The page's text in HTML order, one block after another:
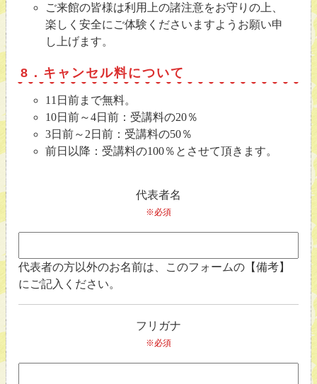
ご来館の皆様は利用上の諸注意をお守りの上、
楽しく安全にご体験くださいますようお願い申
し上げます。
8．キャンセル料について
11日前まで無料。
10日前～4日前：受講料の20％
3日前～2日前：受講料の50％
前日以降：受講料の100％とさせて頂きます。
代表者名
※必須
代表者の方以外のお名前は、このフォームの【備考】
にご記入ください。
フリガナ
※必須